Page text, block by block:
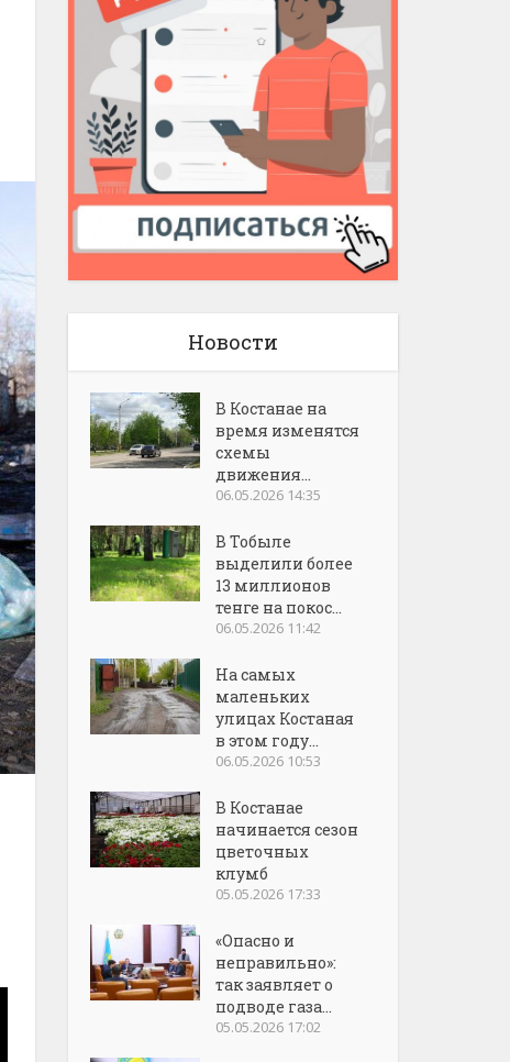
Новости
В Костанае на
время изменятся
схемы
движения...
06.05.2026 14:35
В Тобыле
выделили более
13 миллионов
тенге на покос...
06.05.2026 11:42
На самых
маленьких
улицах Костаная
в этом году...
06.05.2026 10:53
В Костанае
начинается сезон
цветочных
клумб
05.05.2026 17:33
«Опасно и
неправильно»:
так заявляет о
подводе газа...
05.05.2026 17:02